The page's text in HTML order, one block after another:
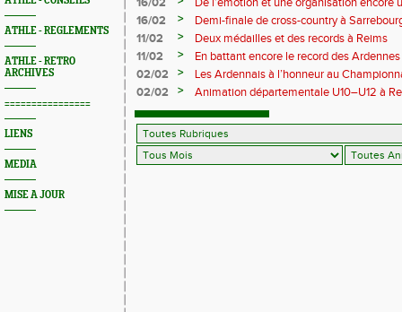
ATHLE - REGLEMENTS
ATHLE - RETRO
ARCHIVES
================
LIENS
MEDIA
MISE A JOUR
Trail 2026
16/02 >
Demi-finale de cross-country à
boue… et à la fête !
11/02 >
Deux médailles et des records à Reims
11/02
>
En battant encore le record des
Pihet ira aux championnats de France
02/02 >
Les Ardennais à l’honneur au
02/02
>
Animation départementale U10–U12 à